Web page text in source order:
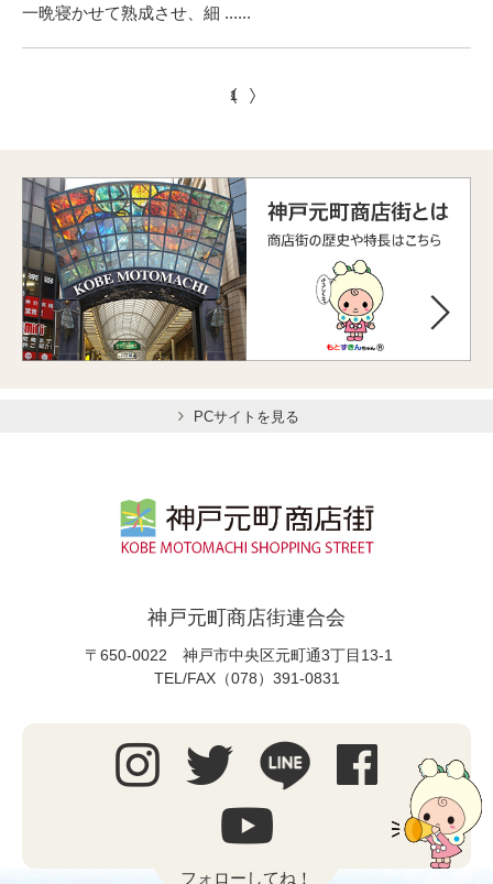
一晩寝かせて熟成させ、細 ......
1
PCサイトを見る
神戸元町商店街連合会
〒650-0022 神戸市中央区元町通3丁目13-1
TEL/FAX（078）391-0831
フォローしてね！